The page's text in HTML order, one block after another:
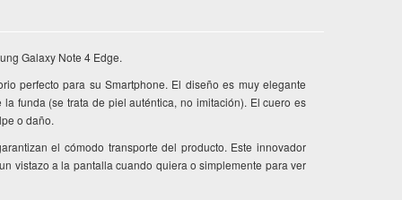
Galaxy Note 4 Edge.
perfecto para su Smartphone. El diseño es muy elegante
funda (se trata de piel auténtica, no imitación). El cuero es
o daño.
el cómodo transporte del producto. Este innovador
vistazo a la pantalla cuando quiera o simplemente para ver